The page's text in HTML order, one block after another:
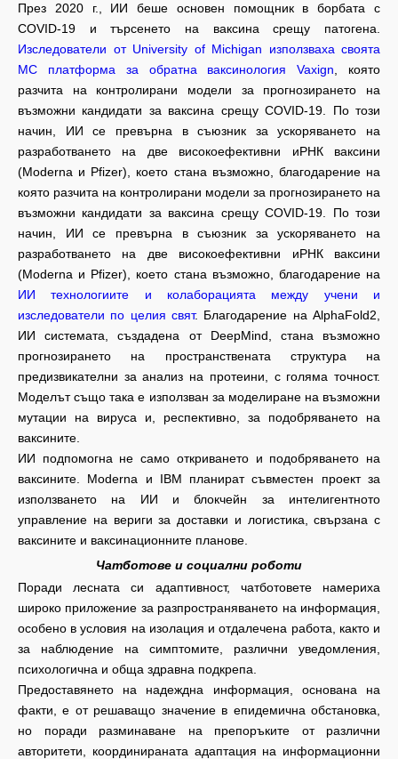
През 2020 г., ИИ беше основен помощник в борбата с
COVID-19 и търсенето на ваксина срещу патогена.
Изследователи от University of Michigan използваха своята
МС платформа за обратна ваксинология Vaxign , която
разчита на контролирани модели за прогнозирането на
възможни кандидати за ваксина срещу COVID-19. По този
начин, ИИ се превърна в съюзник за ускоряването на
разработването на две високоефективни иРНК ваксини
(Moderna и Pfizer), което стана възможно, благодарение на
която разчита на контролирани модели за прогнозирането на
възможни кандидати за ваксина срещу COVID-19. По този
начин, ИИ се превърна в съюзник за ускоряването на
разработването на две високоефективни иРНК ваксини
(Moderna и Pfizer), което стана възможно, благодарение на
ИИ технологиите и колаборацията между учени и
изследователи по целия свят. Благодарение на AlphaFold2,
ИИ системата, създадена от DeepMind, стана възможно
прогнозирането на пространствената структура на
предизвикателни за анализ на протеини, с голяма точност.
Моделът също така е използван за моделиране на възможни
мутации на вируса и, респективно, за подобряването на
ваксините.
ИИ подпомогна не само откриването и подобряването на
ваксините. Moderna и IBM планират съвместен проект за
използването на ИИ и блокчейн за интелигентното
управление на вериги за доставки и логистика, свързана с
ваксините и ваксинационните планове.
Чатботове и социални роботи
Поради лесната си адаптивност, чатботовете намериха
широко приложение за разпространяването на информация,
особено в условия на изолация и отдалечена работа, както и
за наблюдение на симптомите, различни уведомления,
психологична и обща здравна подкрепа.
Предоставянето на надеждна информация, основана на
факти, е от решаващо значение в епидемична обстановка,
но поради разминаване на препоръките от различни
авторитети, координираната адаптация на информационни